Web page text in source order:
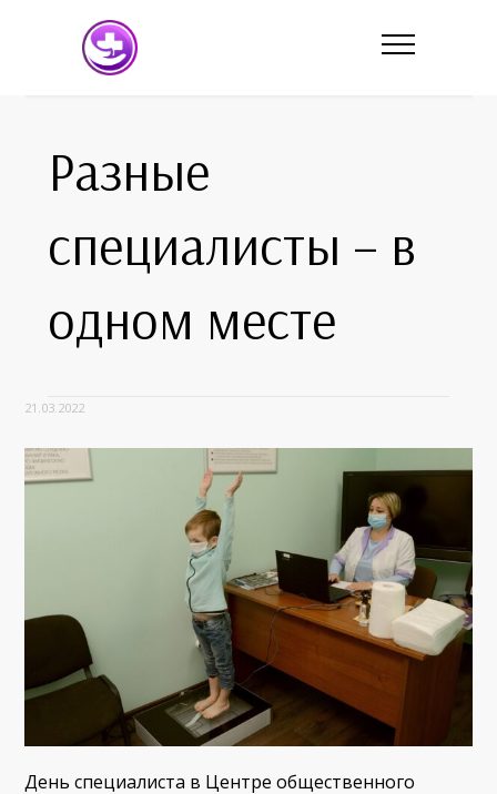
Разные
специалисты – в
одном месте
21.03.2022
День специалиста в Центре общественного